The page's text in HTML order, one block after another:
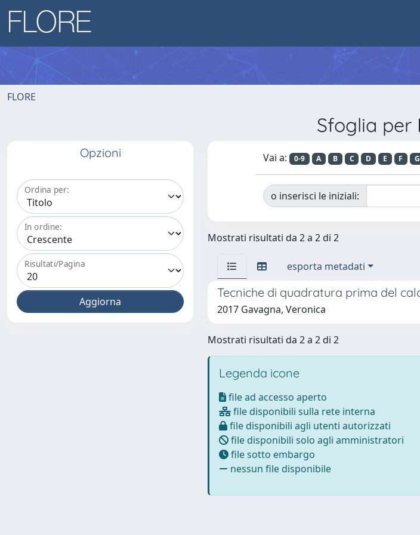
FLORE
Sfoglia per
Opzioni
Ordina per:
In ordine:
Risultati/Pagina
Vai a: 0-9 A B C D E F G
o inserisci le iniziali:
Mostrati risultati da 2 a 2 di 2
esporta metadati
Tecniche di quadratura prima del
2017 Gavagna, Veronica
Mostrati risultati da 2 a 2 di 2
Legenda icone
file ad accesso aperto
file disponibili sulla rete interna
file disponibili agli utenti autorizzati
file disponibili solo agli amministratori
file sotto embargo
nessun file disponibile